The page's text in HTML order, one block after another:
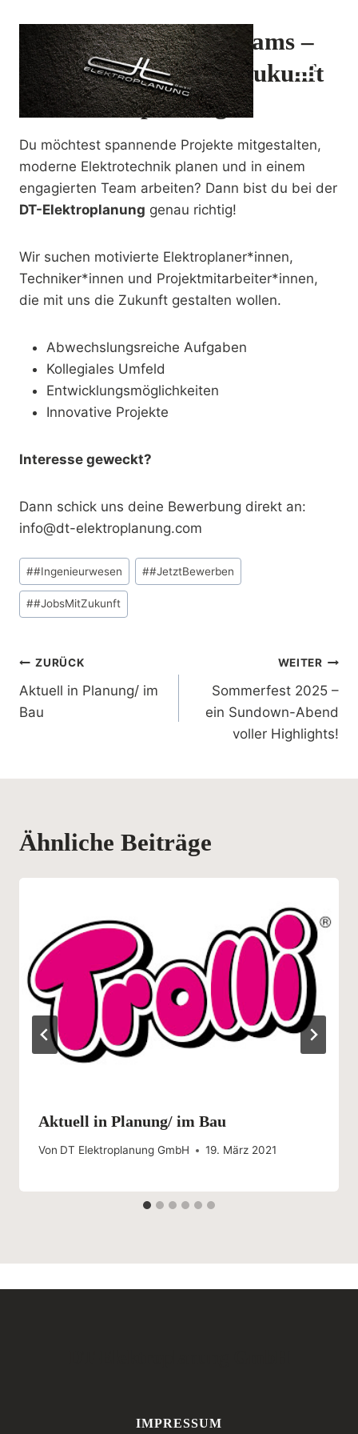
springenWerde Teil unseres Teams –
Gestalte mit uns die Zukunft
der Elektroplanung!
Du möchtest spannende Projekte mitgestalten,
moderne Elektrotechnik planen und in einem
engagierten Team arbeiten? Dann bist du bei der
DT-Elektroplanung genau richtig!
Wir suchen motivierte Elektroplaner*innen,
Techniker*innen und Projektmitarbeiter*innen,
die mit uns die Zukunft gestalten wollen.
Abwechslungsreiche Aufgaben
Kollegiales Umfeld
Entwicklungsmöglichkeiten
Innovative Projekte
Interesse geweckt?
Dann schick uns deine Bewerbung direkt an:
info@dt-elektroplanung.com
Schlagworte:
##Ingenieurwesen ##JetztBewerben
##JobsMitZukunft
Beitragsnavigation
ZURÜCK
Aktuell in Planung/ im
Bau
WEITER
Sommerfest 2025 –
ein Sundown-Abend
voller Highlights!
Ähnliche Beiträge
Aktuell in Planung/ im Bau
Von DT Elektroplanung GmbH 19. März 2021
IMPRESSUM